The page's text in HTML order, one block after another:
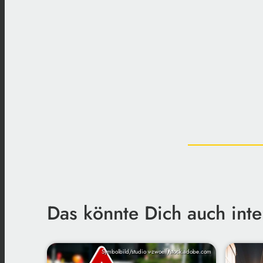
Das könnte Dich auch
Symbolbild/studio v-zwoelf/stock.adobe.com